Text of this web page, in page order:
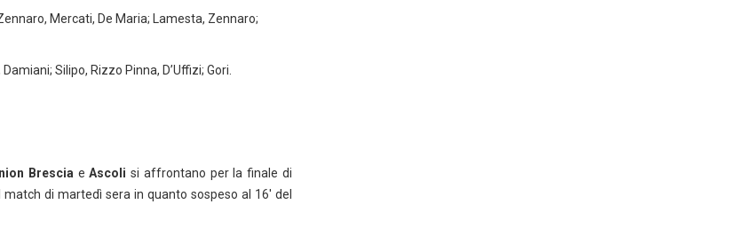
Mercati, De Maria; Lamesta, Zennaro;
Silipo, Rizzo Pinna, D’Uffizi; Gori.
Brescia eAscoli si affrontano per la finale di
di martedì sera in quanto sospeso al 16′ del